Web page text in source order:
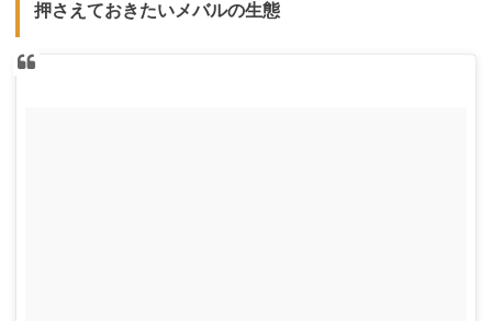
押さえておきたいメバルの生態